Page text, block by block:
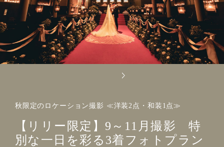
秋限定のロケーション撮影 ≪洋装2点・和装1点≫
【リリー限定】9～11月撮影 特
別な一日を彩る3着フォトプラン